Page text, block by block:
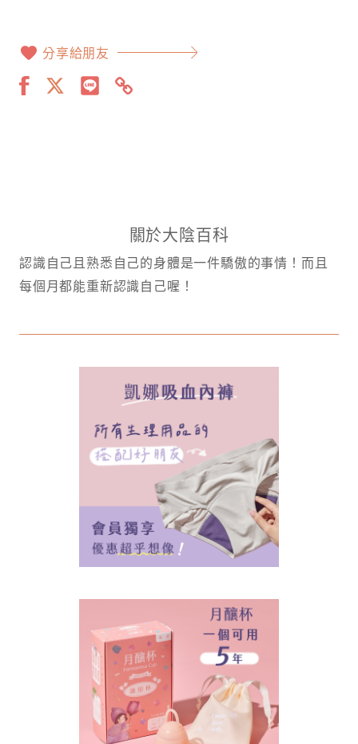
分享給朋友
關於大陰百科
認識自己且熟悉自己的身體是一件驕傲的事情！而且
每個月都能重新認識自己喔！